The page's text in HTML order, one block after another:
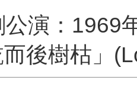
演：1969
後樹枯」